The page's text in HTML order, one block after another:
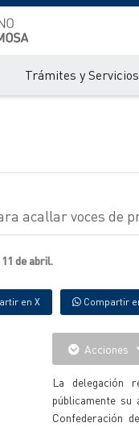
Trámites y Servicios
acallar voces de
de abril.
en X Compartir
Acciones
La delegación
públicamente
Confederación